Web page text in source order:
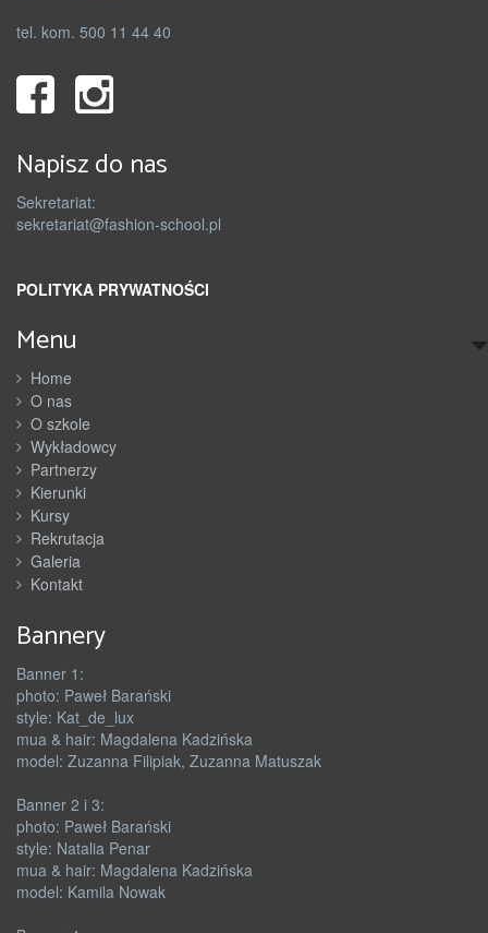
tel. kom. 500 11 44 40
Napisz do nas
Sekretariat:
sekretariat@fashion-school.pl
POLITYKA PRYWATNOŚCI
Menu
Home
O nas
O szkole
Wykładowcy
Partnerzy
Kierunki
Kursy
Rekrutacja
Galeria
Kontakt
Bannery
Banner 1:
photo: Paweł Barański
style: Kat_de_lux
mua & hair: Magdalena Kadzińska
model: Zuzanna Filipiak, Zuzanna Matuszak
Banner 2 i 3:
photo: Paweł Barański
style: Natalia Penar
mua & hair: Magdalena Kadzińska
model: Kamila Nowak